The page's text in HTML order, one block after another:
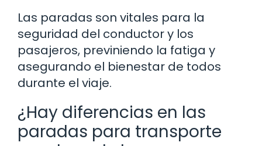
Las paradas son vitales para la
seguridad del conductor y los
pasajeros, previniendo la fatiga y
asegurando el bienestar de todos
durante el viaje.
¿Hay diferencias en las
paradas para transporte